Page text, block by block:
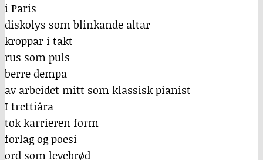
i Paris
diskolys som blinkande altar
kroppar i takt
rus som puls
berre dempa
av arbeidet mitt som klassisk pianist
I trettiåra
tok karrieren form
forlag og poesi
ord som levebrød